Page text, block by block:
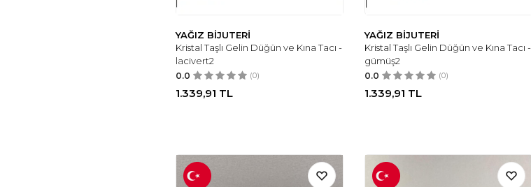
YAĞIZ BİJUTERİ
Kristal Taşlı Gelin Düğün ve Kına Tacı -
lacivert2
0.0 (0)
1.339,91 TL
YAĞIZ BİJUTERİ
Kristal Taşlı Gelin Düğün ve Kına Tacı -
gümüş2
0.0 (0)
1.339,91 TL